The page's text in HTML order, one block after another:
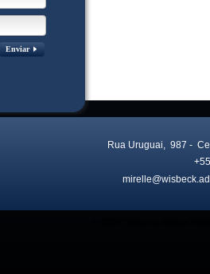
Enviar
Rua Uruguai, 987 -